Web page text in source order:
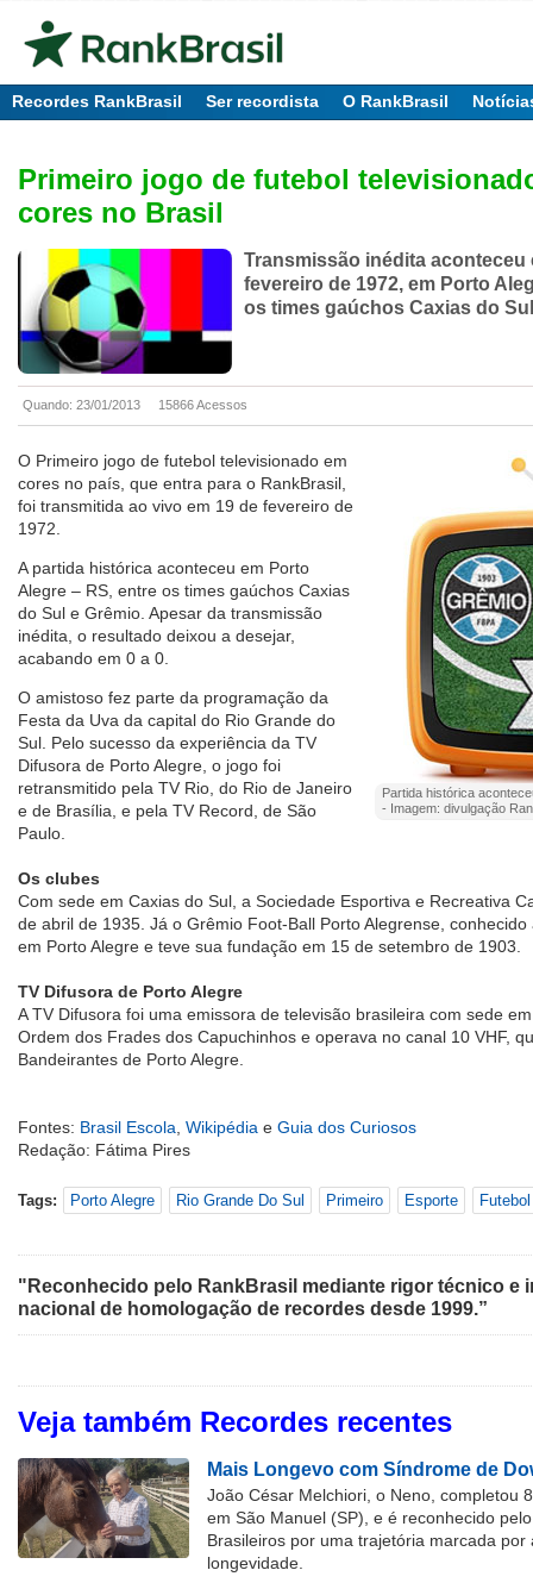
Recordes RankBrasil Ser recordista O RankBrasil
Primeiro jogo de futebol
cores no Brasil
Transmissão inédita aconteceu
fevereiro de 1972, em Porto
os times gaúchos Caxias do
Quando: 23/01/2013 15866 Acessos
Partida histórica
- Imagem: divulgação
O Primeiro jogo de futebol televisionado em
cores no país, que entra para o RankBrasil,
foi transmitida ao vivo em 19 de fevereiro de
1972.
A partida histórica aconteceu em Porto
Alegre – RS, entre os times gaúchos Caxias
do Sul e Grêmio. Apesar da transmissão
inédita, o resultado deixou a desejar,
acabando em 0 a 0.
O amistoso fez parte da programação da
Festa da Uva da capital do Rio Grande do
Sul. Pelo sucesso da experiência da TV
Difusora de Porto Alegre, o jogo foi
retransmitido pela TV Rio, do Rio de Janeiro
e de Brasília, e pela TV Record, de São
Paulo.
Os clubes
Com sede em Caxias do Sul, a Sociedade Esportiva e Recreativa
de abril de 1935. Já o Grêmio Foot-Ball Porto Alegrense,
em Porto Alegre e teve sua fundação em 15 de setembro de 1903.
TV Difusora de Porto Alegre
A TV Difusora foi uma emissora de televisão brasileira com sede
Ordem dos Frades dos Capuchinhos e operava no canal 10 VHF,
Bandeirantes de Porto Alegre.
Fontes: Brasil Escola Wikipédia e Guia dos Curiosos
Redação: Fátima Pires
Tags: Porto Alegre Rio Grande Do Sul Primeiro Esporte Futebol
"Reconhecido pelo RankBrasil mediante rigor técnico e
nacional de homologação de recordes desde 1999.”
Veja também Recordes recentes
Mais Longevo com Síndrome de
João César Melchiori, o Neno, completou
em São Manuel (SP), e é reconhecido
Brasileiros por uma trajetória marcada por
longevidade.